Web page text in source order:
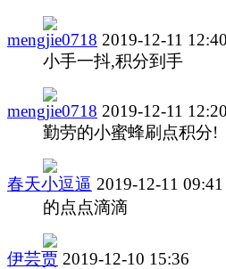
mengjie0718 2019-12-11 12:40
小手一抖,积分到手
mengjie0718 2019-12-11 12:20
勤劳的小蜜蜂刷点积分!
春天小逗逼 2019-12-11 09:41
的点点滴滴
伊芸贾 2019-12-10 15:36